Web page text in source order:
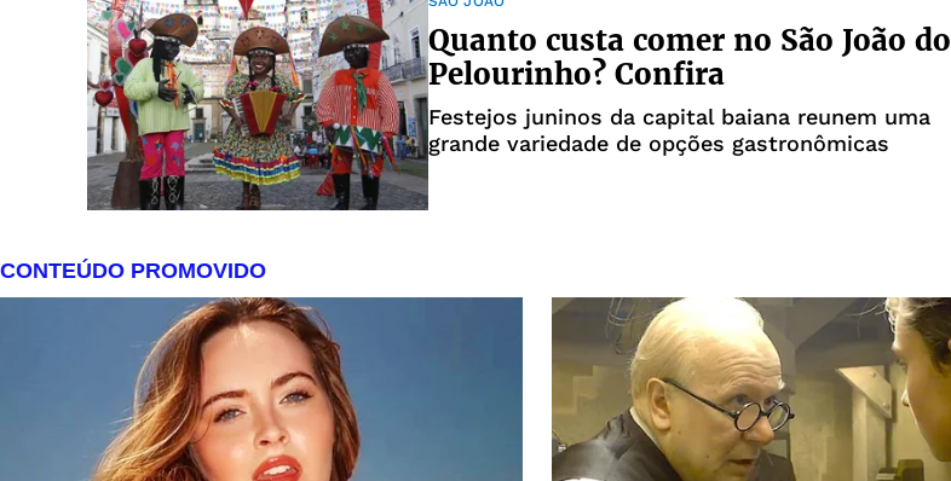
Quanto custa comer no São João do
Pelourinho? Confira
Festejos juninos da capital baiana reunem uma
grande variedade de opções gastronômicas